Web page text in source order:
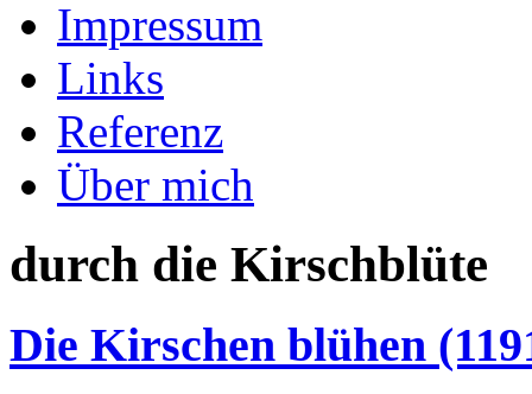
Impressum
Links
Referenz
Über mich
durch die Kirschblüte
Die Kirschen blühen